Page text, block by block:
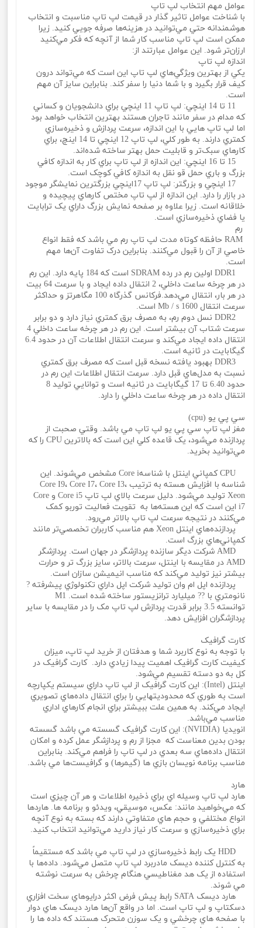
عوامل مهم انتخاب لپ تاپ
با شناخت عوامل تاثير گذار در قيمت لپ تاپ مناسبت و انتخاب
هوشمندانه حتي مي‌توانيد در هزينه‌ها صرفه جويي کنيد. زيرا
ممکن است لپ تاپ مناسب کار شما از آنچه که فکر مي‌کنيد
ارزان‌تر شود. اين عوامل عبارتند از:
اندازه لپ تاپ
يکي از بهترين ويژگي‌هاي لپ تاپ اين است که مي‌تواند درون
کيف قرار بگيرد و با شما دنيا را سفر کند. بنابراين سايز آن مهم
است.
11 تا 14 اينچي: لپ تاپ 11 اينچي براي دانشجويان و کساني
که مدام در سفر مانند تاجران هستند بهترين انتخاب خواهد بود
اما لپ تاپ هايي با اين اندازه، سرعت پردازش و ذخيره‌سازي
کمتري دارند. به طور کلي، لپ تاپ 12 اينچي تا 14 اينچ، براي
کارهاي سبک‌تر و قابليت حمل بهتر ساخته شده‌اند.
15 تا 16 اينچي: اين اندازه از لپ تاپ براي کار به اندازه کافي
بزرگ و باري حمل‌ قو‌ نقل به اندازه کافي کوچک است.
17 اينچي و بزرگتر: لپ تاپ 17اينچي بزرگترين نمايشگر موجود
در بازار را دارد. اين اندازه از لپ تاپ مختص کارهاي پيچيده و
خلاقانه است. زيرا علاوه بر صفحه نمايش بزرگ داراي يک ترابايت
يا فضاي ذخيره‌سازي است.
رم
RAM حافظه کوتاه مدت لپ تاپ رم مي باشد که فقط انواع
خاصي از آن را قبول مي‌کنند. بنابراين درک تفاوت آن‌ها مهم
است.
DDR1 اولين رم در رده SDRAM است که 184 پايه دارد. اين رم
در هر چرخه ساعت داخلي، 2 انتقال داده ايجاد و با سرعت 64 بيت
در هر بار، انتقال مي‌دهد.فرکانس گذرگاه 100 مگاهرتز و حداکثر
سرعت انتقال 1600 Mb / s است.
DDR2 نسل دوم رم، به مصرف برق کمتري نياز دارد و دو برابر
سرعت شتاب آن بيشتر است. اين رم در هر چرخه ساعت داخلي 4
انتقال داده ايجاد مي‌کند و سرعت انتقال اطلاعات آن در حدود 6.4
گيگابايت در ثانيه است.
DDR3 بهبود يافته نسخه قبل است که مصرف برق کمتري
نسبت به مدل‌هاي قبل دارد. سرعت انتقال اطلاعات اين رم در
حدود 6.40 تا 17 گيگابايت در ثانيه است و توانايي توليد 8
انتقال داده در هر چرخه ساعت داخلي را دارد.
سي پي يو (cpu)
مغز لپ تاپ سي پي يو لپ تاپ مي باشد. وقتي صحبت از
پردازنده مي‌شود، يک قاعده کلي اين است که بالاترين CPU را که
مي‌توانيد بخريد.
CPU کمپاني اينتل با شناسهCore i مشخص مي‌شوند. اين
شناسه با افزايش هسته به ترتيب Core I9، Core I7، Core I3،
Xeon توليد مي‌شود. دليل سرعت بالاي لپ تاپ Core i5 و Core
i7 اين است که اين هسته‌ها به تقويت فعاليت توربو کمک
مي‌کنند در نتيجه سرعت لپ تاپ بالاتر مي‌رود.
پردازنده‌هاي اينتل Xeon هم مناسب کاربران تخصصي‌تر مانند
کمپاني‌هاي بزرگ است.
AMD شرکت ديگر سازنده پردازشگر در جهان است. پردازشگر
AMD در مقايسه با اينتل، سرعت بالاتر، سايز بزرگ تر و حرارت
بيشتر نيز توليد مي‌کند که مناسب انيميشن سازان است.
پردازنده اپل ام وان توليد شرکت اپل داراي تکنولوژي پيشرفته ?
نانومتري با ?? ميليارد ترانزيستور ساخته شده است. M1
توانسته 3.5 برابر قدرت پردازش لپ تاپ مک را در مقايسه با ساير
پردازشگران افزايش دهد.
کارت گرافيک
با توجه به نوع کاربرد شما و هدفتان از خريد لپ تاپ، ميزان
کيفيت کارت گرافيک اهميت پيدا زيادي دارد. کارت گرافيک در
کل به دو دسته تقسيم مي‌شود.
اينتل (Intel): اين کارت گرافيک از لپ تاپ داراي سيستم يکپارچه
است به طوري که محدوديتهايي را براي انتقال داده‌هاي تصويري
ايجاد مي‌کند. به همين علت ببيشتر براي انجام کارهاي اداري
مناسب مي‌باشد.
انويديا (NVIDIA): اين کارت گرافيک گسسته مي باشد گسسته
بودن بدين معناست که مجزا از رم و پردازشگر عمل کرده و امکان
انتقال داده‌هاي سه بعدي در لپ تاپ را فراهم مي‌کند. بنابراين
مناسب برنامه نويسان بازي ها (گيمرها) و گرافيست‌ها مي باشد.
هارد
هارد لپ تاپ وسيله اي براي ذخيره اطلاعات و هر آن چيزي است
که مي‌خواهيد مانند: عکس، موسيقي، ويدئو و برنامه ها. هاردها
انواع مختلفي و حجم هاي متفاوتي دارند که بسته به نوع آنچه
براي ذخيره‌سازي و سرعت کار نياز داريد مي‌توانيد انتخاب کنيد.
HDD يک رابط ذخيره‌سازي در لپ تاپ مي باشد که مستقيماً
به کنترل کننده ديسک مادربرد لپ تاپ متصل مي‌شود. داده‌ها با
استفاده از يک هد مغناطيسي هنگام چرخش به سرعت نوشته
مي‌ شوند.
هارد ديسک SATA رابط پيش فرض اکثر درايوهاي سخت افزاري
دسکتاپ و لپ تاپ است. اما در واقع آن‌ها هارد ديسک‌ هاي دوار
با صفحه‌ هاي چرخشي و يک سوزن متحرک هستند که داده ها را